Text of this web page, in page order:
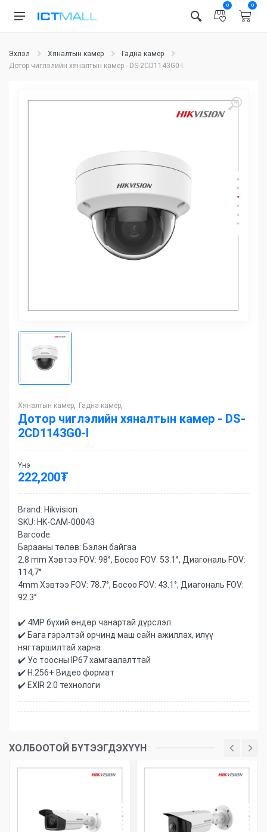
0 0
Эхлэл Хяналтын камер
Гадна камер
Дотор чиглэлийн хяналтын камер - DS-2CD1143G0-I
Хяналтын камер Гадна камер
Дотор чиглэлийн хяналтын камер - DS-
2CD1143G0-I
Үнэ
222,200₮
Brand: Hikvision
SKU: HK-CAM-00043
Barcode:
Барааны төлөв: Бэлэн байгаа
2.8 mm Хэвтээ FOV: 98°, Босоо FOV: 53.1°, Диагональ FOV:
114,7°
4mm Хэвтээ FOV: 78.7°, Босоо FOV: 43.1°, Диагональ FOV:
92.3°
✔️ 4MP бүхий өндөр чанартай дүрслэл
✔️ Бага гэрэлтэй орчинд маш сайн ажиллах, илүү
нягтаршилтай харна
✔️ Ус тоосны IP67 хамгаалалттай
✔️ H.256+ Видео формат
✔️ EXIR 2.0 технологи
ХОЛБООТОЙ БҮТЭЭГДЭХҮҮН